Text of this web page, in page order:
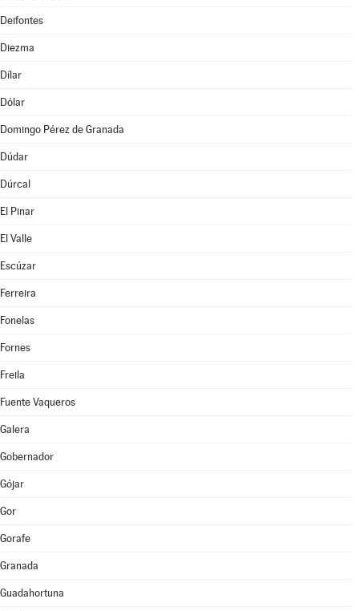
Deifontes
Diezma
Dílar
Dólar
Domingo Pérez de Granada
Dúdar
Dúrcal
El Pinar
El Valle
Escúzar
Ferreira
Fonelas
Fornes
Freila
Fuente Vaqueros
Galera
Gobernador
Gójar
Gor
Gorafe
Granada
Guadahortuna